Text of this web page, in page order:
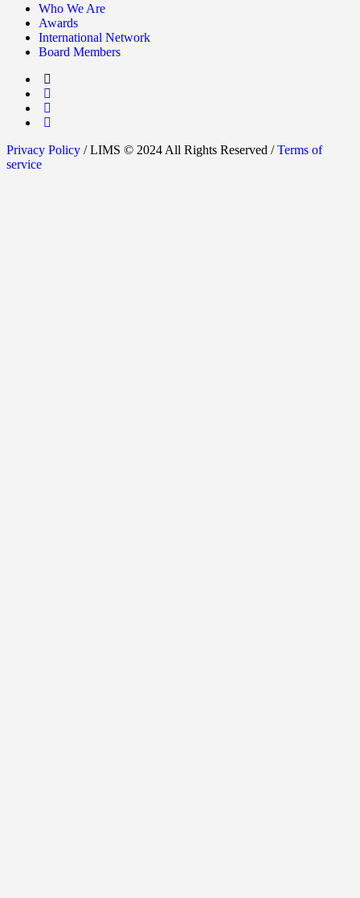
Who We Are
Awards
International Network
Board Members
Privacy Policy / LIMS © 2024 All Rights Reserved /Terms of
service